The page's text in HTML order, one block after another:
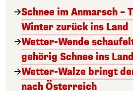
Schnee im Anmarsch –
Winter zurück ins Land
Wetter-Wende
gehörig Schnee ins Land
Wetter-Walze bringt
nach Österreich